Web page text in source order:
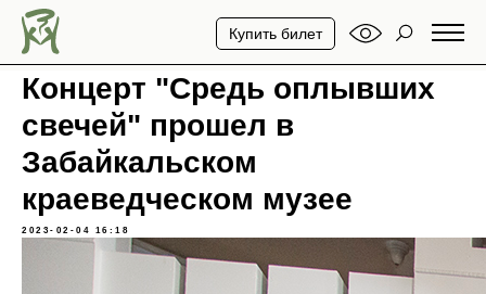
Купить билет
Концерт "Средь оплывших
свечей" прошел в
Забайкальском
краеведческом музее
2023-02-04 16:18